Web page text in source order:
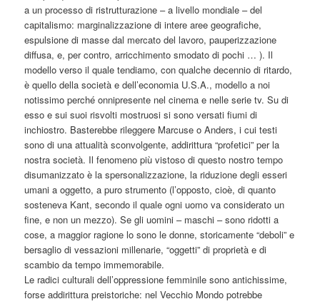
a un processo di ristrutturazione – a livello mondiale – del
capitalismo: marginalizzazione di intere aree geografiche,
espulsione di masse dal mercato del lavoro, pauperizzazione
diffusa, e, per contro, arricchimento smodato di pochi … ). Il
modello verso il quale tendiamo, con qualche decennio di ritardo,
è quello della società e dell’economia U.S.A., modello a noi
notissimo perché onnipresente nel cinema e nelle serie tv. Su di
esso e sui suoi risvolti mostruosi si sono versati fiumi di
inchiostro. Basterebbe rileggere Marcuse o Anders, i cui testi
sono di una attualità sconvolgente, addirittura “profetici” per la
nostra società. Il fenomeno più vistoso di questo nostro tempo
disumanizzato è la spersonalizzazione, la riduzione degli esseri
umani a oggetto, a puro strumento (l’opposto, cioè, di quanto
sosteneva Kant, secondo il quale ogni uomo va considerato un
fine, e non un mezzo). Se gli uomini – maschi – sono ridotti a
cose, a maggior ragione lo sono le donne, storicamente “deboli” e
bersaglio di vessazioni millenarie, “oggetti” di proprietà e di
scambio da tempo immemorabile.
Le radici culturali dell’oppressione femminile sono antichissime,
forse addirittura preistoriche: nel Vecchio Mondo potrebbe